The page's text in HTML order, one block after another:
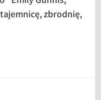
zbrodnię,